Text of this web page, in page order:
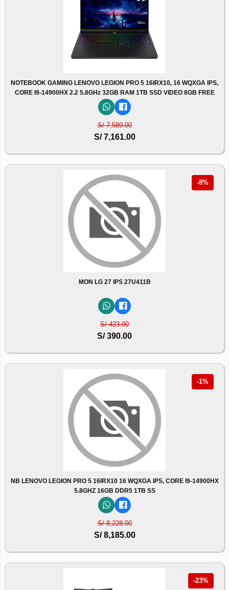
NOTEBOOK GAMING LENOVO LEGION PRO 5 16IRX10, 16 WQXGA IPS,
CORE I9-14900HX 2.2 5.8GHz 32GB RAM 1TB SSD VIDEO 8GB FREE
S/ 7,589.00
S/ 7,161.00
-8%
MON LG 27 IPS 27U411B
S/ 423.00
S/ 390.00
-1%
NB LENOVO LEGION PRO 5 16IRX10 16 WQXGA IPS, CORE I9-14900HX
5.8GHZ 16GB DDR5 1TB SS
S/ 8,228.00
S/ 8,185.00
-23%